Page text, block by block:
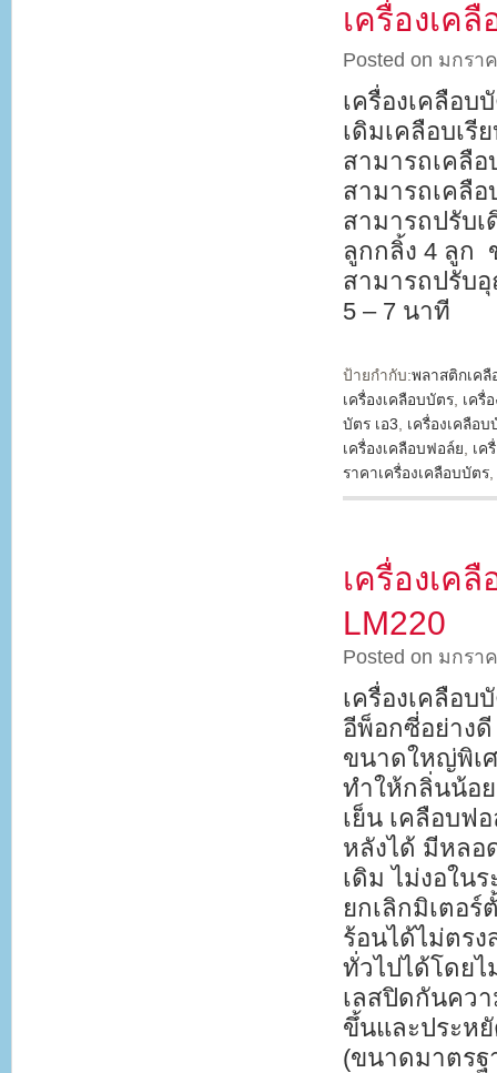
เครื่องเค
Posted on มกรา
เครื่องเคลือ
เดิมเคลือบเรี
สามารถเคลือ
สามารถเคลือ
สามารถปรับ
ลูกกลิ้ง 4 ลูก
สามารถปรับ
5 – 7 นาที
ป้ายกำกับ:พลาสติกเคลื
เครื่องเคลือบบัตร, เครื่
บัตร เอ3, เครื่องเคลือ
เครื่องเคลือบฟอล์ย, เค
ราคาเครื่องเคลือบบัตร,
เครื่องเค
LM220
Posted on มกรา
เครื่องเคลือบ
อีพ็อกซี่อย่าง
ขนาดใหญ่พิเ
ทำให้กลิ่นน้อ
เย็น เคลือบฟ
หลังได้ มีหลอ
เดิม ไม่งอใน
ยกเลิกมิเตอร์
ร้อนได้ไม่ตรง
ทั่วไปได้โดย
เลสปิดกันคว
ขึ้นและประห
(ขนาดมาตรฐ